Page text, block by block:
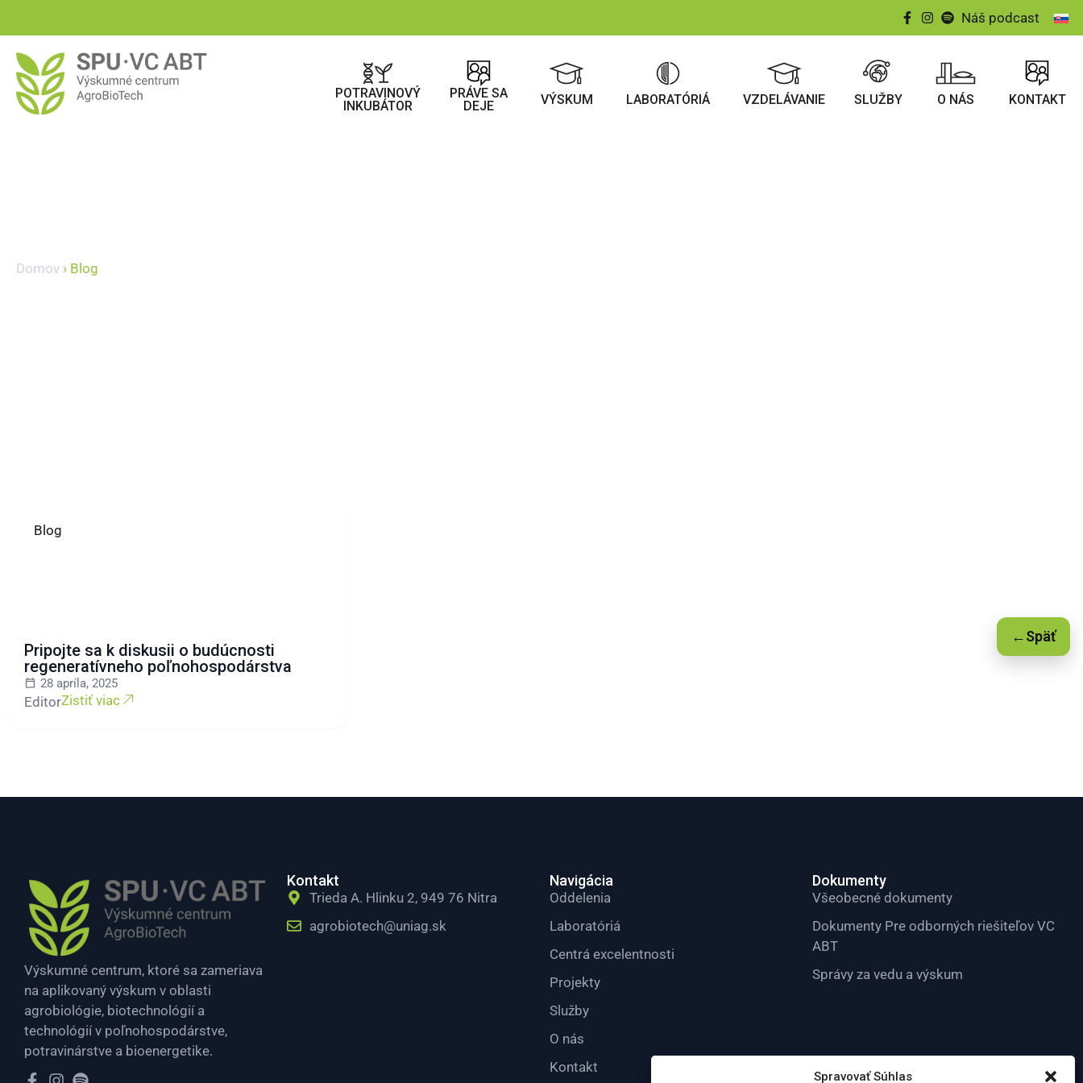
Spravovať Súhlas
Náš podcast
POTRAVINOVÝ
INKUBÁTOR
PRÁVE SA
DEJE
VÝSKUM LABORATÓRIÁ VZDELÁVANIE SLUŽBY O NÁS KONTAKT
Domov › Blog
Blog
Pripojte sa k diskusii o budúcnosti
regeneratívneho poľnohospodárstva
28 apríla, 2025
EditorZistiť viac
Výskumné centrum, ktoré sa zameriava
na aplikovaný výskum v oblasti
agrobiológie, biotechnológií a
technológií v poľnohospodárstve,
potravinárstve a bioenergetike.
Kontakt
Trieda A. Hlinku 2, 949 76 Nitra
agrobiotech@uniag.sk
Navigácia
Oddelenia
Laboratóriá
Centrá excelentnosti
Projekty
Služby
O nás
Kontakt
Dokumenty
Všeobecné dokumenty
Dokumenty Pre odborných riešiteľov VC
ABT
Správy za vedu a výskum
←Späť